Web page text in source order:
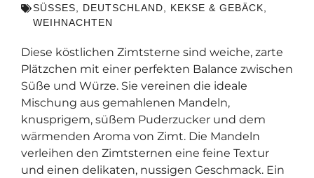
SÜSSES
, DEUTSCHLAND, KEKSE & GEBÄCK,
WEIHNACHTEN
Diese köstlichen Zimtsterne sind weiche, zarte
Plätzchen mit einer perfekten Balance zwischen
Süße und Würze. Sie vereinen die ideale
Mischung aus gemahlenen Mandeln,
knusprigem, süßem Puderzucker und dem
wärmenden Aroma von Zimt. Die Mandeln
verleihen den Zimtsternen eine feine Textur
und einen delikaten, nussigen Geschmack. Ein